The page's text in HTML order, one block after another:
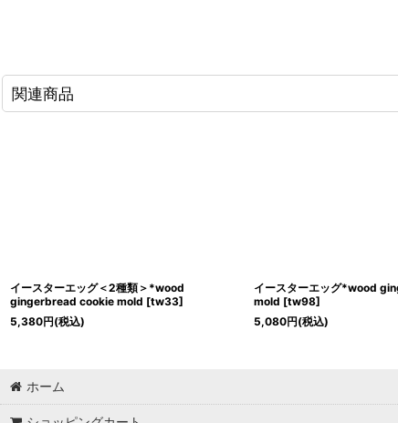
関連商品
イースターエッグ＜2種類＞*wood
gingerbread cookie mold [tw33]
5,380円(税込)
イースターエッグ*wood
mold [tw98]
5,080円(税込)
ホーム